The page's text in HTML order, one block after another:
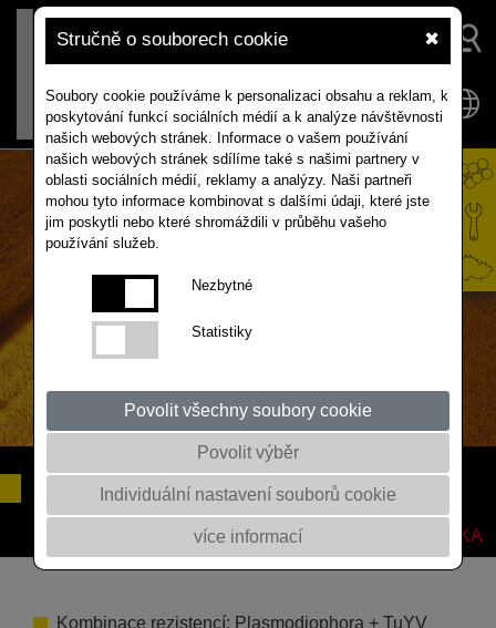
Stručně o souborech cookie ✖
Soubory cookie používáme k personalizaci obsahu a reklam, k
poskytování funkcí sociálních médií a k analýze návštěvnosti
našich webových stránek. Informace o vašem používání
našich webových stránek sdílíme také s našimi partnery v
oblasti sociálních médií, reklamy a analýzy. Naši partneři
mohou tyto informace kombinovat s dalšími údaji, které jste
jim poskytli nebo které shromáždili v průběhu vašeho
používání služeb.
Nezbytné
Statistiky
Povolit všechny soubory cookie
Povolit výběr
Individuální nastavení souborů cookie
více informací
CROCANTREZISTENT PROTI
NÁDOROVITOSTI
NOVINKA
Kombinace rezistencí: Plasmodiophora + TuYV